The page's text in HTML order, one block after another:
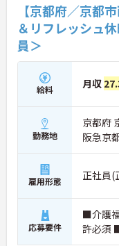
【京都府／京都
＆リフレッシュ
員＞
給料 月収
勤務地
京都府
阪急京
雇用形態 正社員(
応募要件
■介護
許必須